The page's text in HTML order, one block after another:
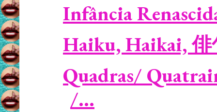
Infância
Haiku, Haikai,
Quadras/
/...